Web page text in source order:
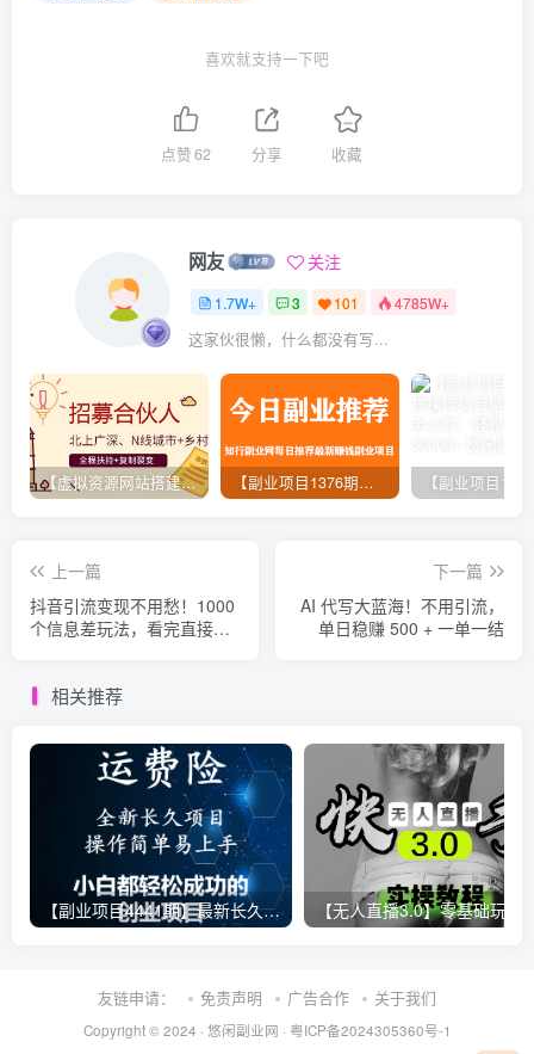
喜欢就支持一下吧
点赞62 分享 收藏
网友 关注
1.7W+ 3 101 4785W+
这家伙很懒，什么都没有写...
【虚拟资源网站搭建服务】加盟本站系统，做一个和本站一样的独立网站，躺赚的项目 【副业项目1376期】龟课最新闲鱼项目玩法实战教程_全新升级月收益几千到几万
上一篇
抖音引流变现不用愁！1000
个信息差玩法，看完直接上
下一篇
AI 代写大蓝海！不用引流，
单日稳赚 500 + 一单一结
相关推荐
【副业项目4441期】最新长久稳定暴利项目，运费险全新玩法，日赚1000（包含详细教程，全程指导）
友链申请： 免责声明 广告合作 关于我们
Copyright © 2024 · 悠闲副业网 · 粤ICP备2024305360号-1